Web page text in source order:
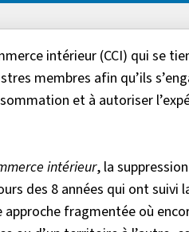
intérieur (CCI) qui se
membres afin qu’ils
et à autoriser
intérieur, la
des 8 années qui ont suivi
fragmentée où